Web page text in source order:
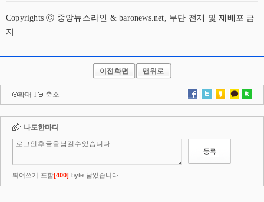
Copyrights ⓒ 중앙뉴스라인 & baronews.net, 무단 전재 및 재배포 금
지
이전화면 맨위로
확대 l 축소